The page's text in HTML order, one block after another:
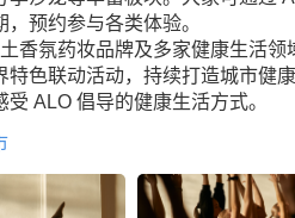
预约参与各类体验。
香氛药妆品牌及多家健康生活领
色联动活动，持续打造城市健
ALO 倡导的健康生活方式。